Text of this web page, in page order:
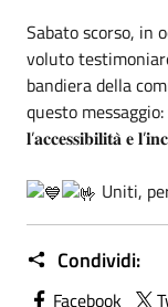
Sabato scorso, in
voluto
bandiera della
questo messaggio:
𝐥’𝐚𝐜𝐜𝐞𝐬𝐬𝐢𝐛𝐢𝐥𝐢𝐭𝐚̀ 𝐞
Uniti,
Condividi:
Facebook